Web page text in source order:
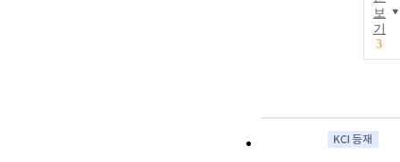
보
기
3